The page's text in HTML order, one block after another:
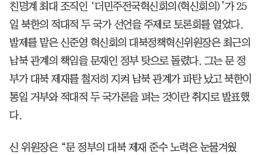
친명계 최대 조직인 ‘더민주전국혁신회의(혁신회의)’가 25
일 북한의 적대적 두 국가 선언을 주제로 토론회를 열었다.
발제를 맡은 신준영 혁신회의 대북정책혁신위원장은 최근의
남북 관계의 책임을 문재인 정부 탓으로 돌렸다. 그는 문 정
부가 대북 제재를 철저히 지켜 남북 관계가 파탄 났고 북한이
통일 거부와 적대적 두 국가론을 펴는 것이란 취지로 발표했
다.
신 위원장은 “문 정부의 대북 제재 준수 노력은 눈물겨웠